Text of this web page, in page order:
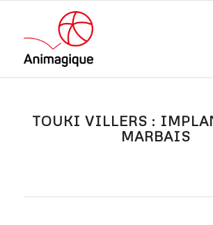
TOUKI VILLERS :
MARBAIS